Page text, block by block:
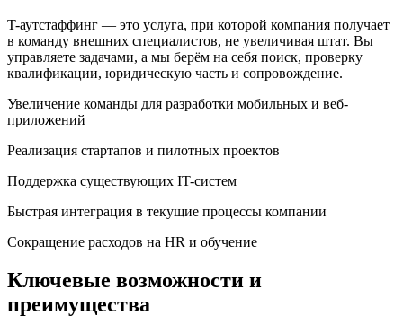
T-аутстаффинг — это услуга, при которой компания получает
в команду внешних специалистов, не увеличивая штат. Вы
управляете задачами, а мы берём на себя поиск, проверку
квалификации, юридическую часть и сопровождение.
Увеличение команды для разработки мобильных и веб-
приложений
Реализация стартапов и пилотных проектов
Поддержка существующих IT-систем
Быстрая интеграция в текущие процессы компании
Сокращение расходов на HR и обучение
Ключевые возможности и
преимущества